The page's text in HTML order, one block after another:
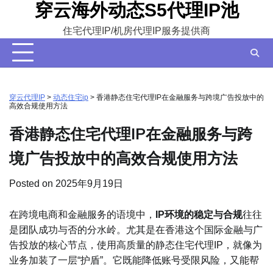
content
穿云海外动态S5代理IP池
住宅代理IP/机房代理IP服务提供商
穿云代理IP > 动态住宅ip > 香港静态住宅代理IP在金融服务与跨境广告投放中的
高效合规使用方法
香港静态住宅代理IP在金融服务与跨
境广告投放中的高效合规使用方法
Posted on 2025年9月19日
在跨境电商和金融服务的语境中， IP环境的稳定与合规往往
是团队成功与否的分水岭。尤其是在香港这个国际金融与广
告投放的核心节点，使用高质量的静态住宅代理IP，就像为
业务加装了一层“护盾”。它既能降低账号受限风险，又能帮